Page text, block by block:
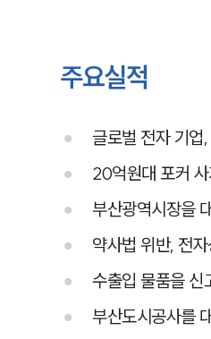
주요실적
글로벌 전자 기업
20억원대 포커
부산광역시장을
약사법 위반, 전
수출입 물품을 신
부산도시공사를